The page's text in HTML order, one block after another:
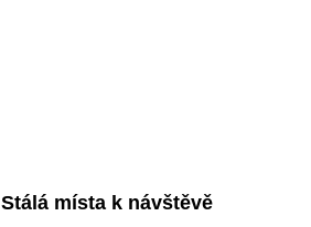
Stálá místa k návštěvě